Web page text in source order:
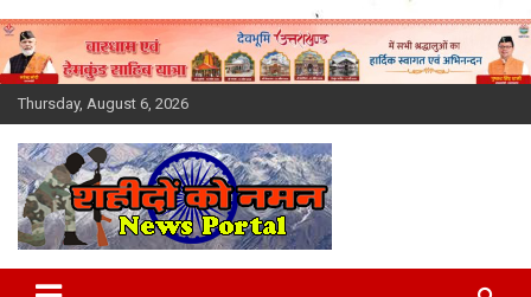
Skip
to
content
Thursday, August 6, 2026
Latest News Today, Breaking